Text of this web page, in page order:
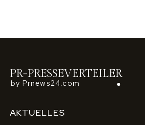
PR-PRESSEVERTEILER
by Prnews24.com
AKTUELLES